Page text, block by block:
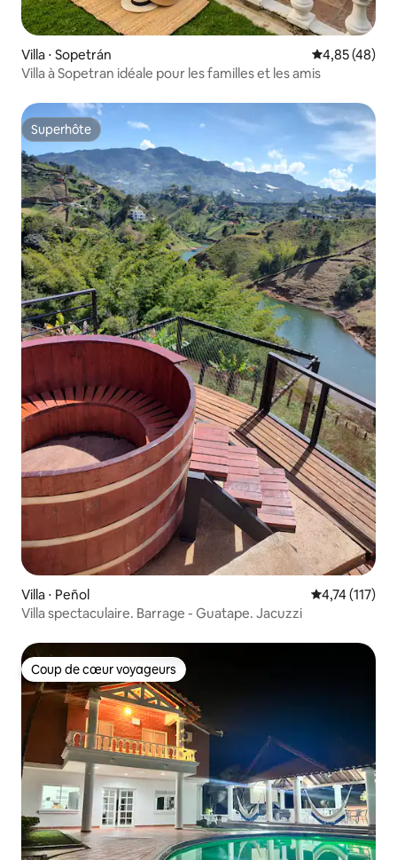
Villa ⋅ Sopetrán Évaluation
4,85 (48)
Villa à Sopetran idéale pour les familles et les amis
Superhôte
Superhôte
Villa ⋅ Peñol Évaluation
4,74 (117)
Villa spectaculaire. Barrage - Guatape. Jacuzzi
Coup de cœur voyageurs
Coup de cœur voyageurs